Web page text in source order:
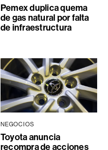
Pemex duplica quema
de gas natural por falta
de infraestructura
NEGOCIOS
Toyota anuncia
recompra de acciones